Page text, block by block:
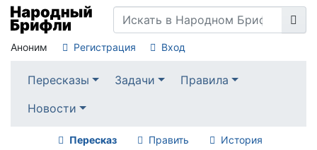
Аноним Регистрация Вход
Пересказы Задачи
Правила
Новости
Пересказ Править История